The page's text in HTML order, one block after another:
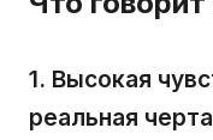
1. Высокая
реальная